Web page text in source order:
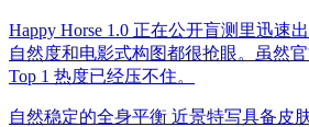
Happy Horse 1.0 正在公开盲测里迅速
自然度和电影式构图都很抢眼。虽然
Top 1 热度已经压不住。
自然稳定的全身平衡 近景特写具备皮